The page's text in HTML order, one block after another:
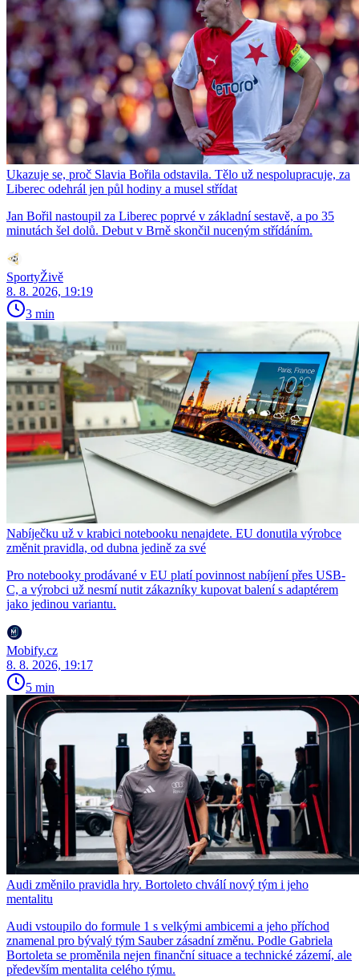
Ukazuje se, proč Slavia Bořila odstavila. Tělo už nespolupracuje, za
Liberec odehrál jen půl hodiny a musel střídat
Jan Bořil nastoupil za Liberec poprvé v základní sestavě, a po 35
minutách šel dolů. Debut v Brně skončil nuceným střídáním.
SportyŽivě
8. 8. 2026, 19:19
3 min
Nabíječku už v krabici notebooku nenajdete. EU donutila výrobce
změnit pravidla, od dubna jedině za své
Pro notebooky prodávané v EU platí povinnost nabíjení přes USB-
C, a výrobci už nesmí nutit zákazníky kupovat balení s adaptérem
jako jedinou variantu.
Mobify.cz
8. 8. 2026, 19:17
5 min
Audi změnilo pravidla hry. Bortoleto chválí nový tým i jeho
mentalitu
Audi vstoupilo do formule 1 s velkými ambicemi a jeho příchod
znamenal pro bývalý tým Sauber zásadní změnu. Podle Gabriela
Bortoleta se proměnila nejen finanční situace a technické zázemí, ale
především mentalita celého týmu.